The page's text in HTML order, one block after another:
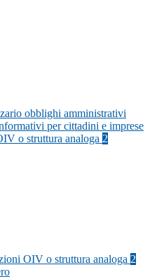
obblighi amministrativi
per cittadini e imprese
o struttura analoga 2
OIV o struttura analoga 2